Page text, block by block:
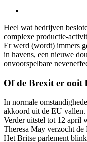
Heel wat bedrijven
complexe productie-
Er werd (wordt) immers
in havens, een nieuwe
onvoorspelbare
Of de Brexit er
In normale
akkoord uit de EU
Verder uitstel tot 12 april
Theresa May verzocht
Het Britse parlement